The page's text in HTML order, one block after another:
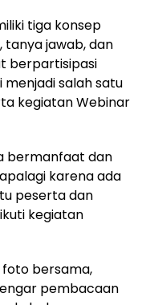
tiga konsep
jawab, dan
berpartisipasi
salah satu
kegiatan Webinar
bermanfaat dan
karena ada
peserta dan
kegiatan
bersama,
pembacaan